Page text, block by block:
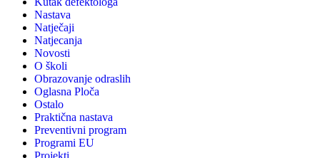
Nastava
Natječaji
Natjecanja
Novosti
O školi
Obrazovanje odraslih
Oglasna Ploča
Ostalo
Praktična nastava
Preventivni program
Programi EU
Projekti